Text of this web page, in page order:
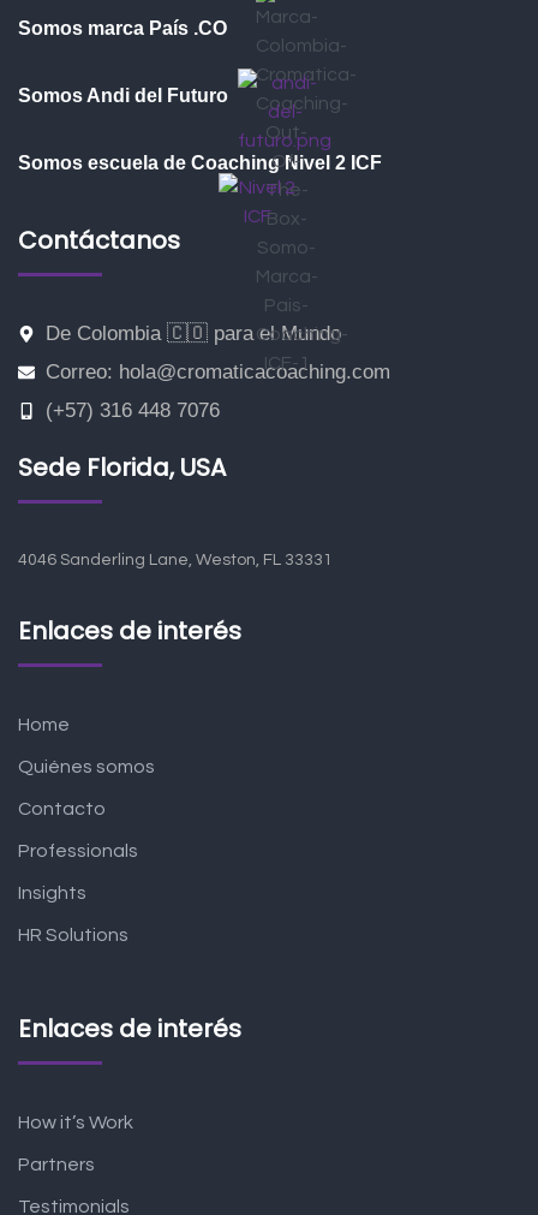
Somos marca País .CO
Somos Andi del Futuro
Somos escuela de Coaching Nivel 2 ICF
Contáctanos
De Colombia 🇨🇴 para el Mundo
Correo: hola@cromaticacoaching.com
(+57) 316 448 7076
Sede Florida, USA
4046 Sanderling Lane, Weston, FL 33331
Enlaces de interés
Home
Quiénes somos
Contacto
Professionals
Insights
HR Solutions
Enlaces de interés
How it’s Work
Partners
Testimonials